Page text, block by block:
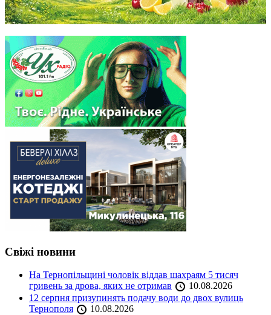
Свіжі новини
На Тернопільщині чоловік віддав шахраям 5 тисяч
гривень за дрова, яких не отримав
10.08.2026
12 серпня призупинять подачу води до двох вулиць
Тернополя
10.08.2026